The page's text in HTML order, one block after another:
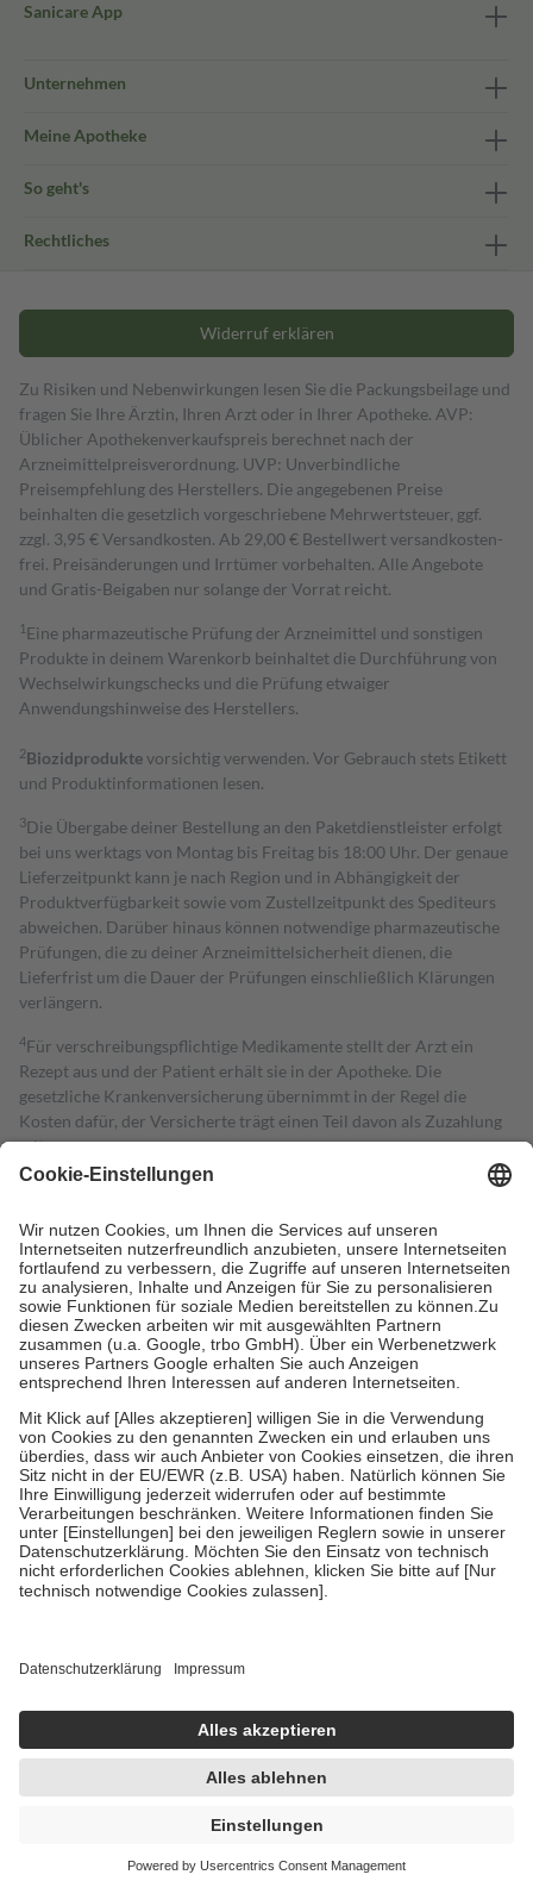
Sanicare App
Unternehmen
Meine Apotheke
So geht's
Rechtliches
Widerruf erklären
Zu Risiken und Nebenwirkungen lesen Sie die Packungsbeilage und
fragen Sie Ihre Ärztin, Ihren Arzt oder in Ihrer Apotheke. AVP:
Üblicher Apothekenverkaufspreis berechnet nach der
Arzneimittelpreisverordnung. UVP: Unverbindliche
Preisempfehlung des Herstellers. Die angegebenen Preise
beinhalten die gesetzlich vorgeschriebene Mehrwertsteuer, ggf.
zzgl. 3,95 € Versandkosten. Ab 29,00 € Bestell­wert versand­kosten­
frei. Preisänderungen und Irrtümer vorbehalten. Alle Angebote
und Gratis-Beigaben nur solange der Vorrat reicht.
1 Eine pharmazeutische Prüfung der Arzneimittel und sonstigen
Produkte in deinem Warenkorb beinhaltet die Durchführung von
Wechselwirkungschecks und die Prüfung etwaiger
Anwendungshinweise des Herstellers.
2Biozidproduktevorsichtig verwenden. Vor Gebrauch stets Etikett
und Produktinformationen lesen.
3Die Übergabe deiner Bestellung an den Paketdienstleister erfolgt
bei uns werktags von Montag bis Freitag bis 18:00 Uhr. Der genaue
Lieferzeitpunkt kann je nach Region und in Abhängigkeit der
Produktverfügbarkeit sowie vom Zustellzeitpunkt des Spediteurs
abweichen. Darüber hinaus können notwendige pharmazeutische
Prüfungen, die zu deiner Arzneimittelsicherheit dienen, die
Lieferfrist um die Dauer der Prüfungen einschließlich Klärungen
verlängern.
4Für verschreibungspflichtige Medikamente stellt der Arzt ein
Rezept aus und der Patient erhält sie in der Apotheke. Die
gesetzliche Krankenversicherung übernimmt in der Regel die
Kosten dafür, der Versicherte trägt einen Teil davon als Zuzahlung
mit.
Grundsätzlich leisten Mitglieder Zuzahlungen in Höhe von zehn
höchstens zehn Euro.
Es sind jedoch nie mehr als die tatsächlichen
Kosten der Leistung zu entrichten.
Diese Regeln gelten grundsätzlich auch für Online-Apotheken.
Bei Heilmitteln und häuslicher Krankenpflege beträgt die
Zuzahlung zehn Prozent der Kosten sowie zehn Euro je
Verordnung.
Um das Engagement der Versicherten für ihre eigene Gesundheit zu
stärken und die besondere Stellung der Familie zu unterstützen,
fallenkeine Zuzahlungenan bei:
• Kindern und Jugendlichen bis zum vollendeten 18. Lebensjahr
mit Ausnahme der Fahrkosten
• Untersuchungen zur Vorsorge und Früherkennung, die von der
GKV getragen werden
• empfohlenen Schutzimpfungen
• Harn- und Blutteststreifen
getroffen, um sicherzustellen, dass es sich um echte Bewertungen
https://help.etrusted.com/hc/de/articles/4419944605341
Einige Bilder und Inhalte wurden unter Zuhilfenahme künstlicher